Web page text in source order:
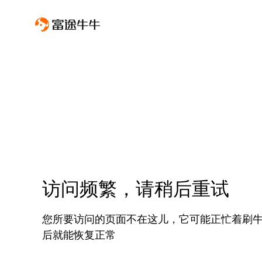
访问频繁，请稍后重试
您所要访问的页面不在这儿，它可能正忙着刷
后就能恢复正常